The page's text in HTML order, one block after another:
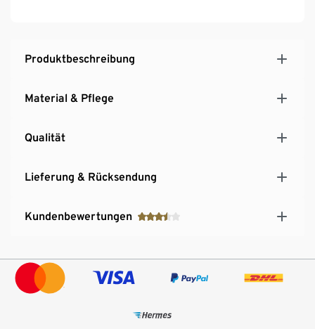
Produktbeschreibung
Material & Pflege
Qualität
Lieferung & Rücksendung
Kundenbewertungen